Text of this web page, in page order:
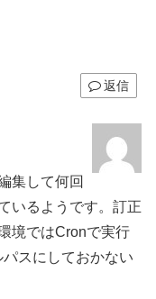
返信
集して何回
いるようです。訂正
境ではCronで実行
スにしておかない